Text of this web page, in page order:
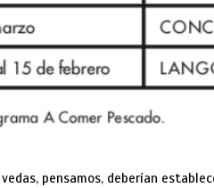
pensamos, deberían